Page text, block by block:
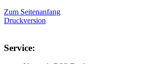
Zum Seitenanfang
Druckversion
Service: